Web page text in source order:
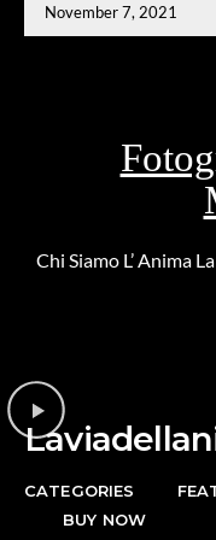
November 7, 2021
Chi Siamo L’ Anima
CATEGORIES
BUY NOW